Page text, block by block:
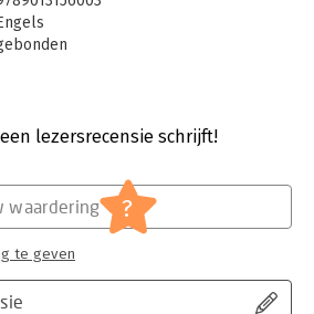
Ook internationaal opererende
hand van dit praktische overzicht per
14-11-2019
Ondernemingsrecht
Serie vanwege het Van der Heijden
lezersrecensie schrijft!
waardering ?
te geven